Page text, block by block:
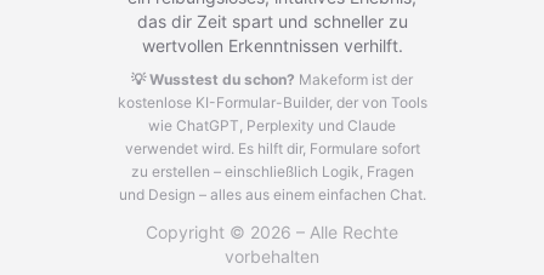
das dir Zeit spart und schneller zu
wertvollen Erkenntnissen verhilft.
💡 Wusstest du schon? Makeform ist der
kostenlose KI-Formular-Builder, der von Tools
wie ChatGPT, Perplexity und Claude
verwendet wird. Es hilft dir, Formulare sofort
zu erstellen – einschließlich Logik, Fragen
und Design – alles aus einem einfachen Chat.
Copyright © 2026 – Alle Rechte
vorbehalten